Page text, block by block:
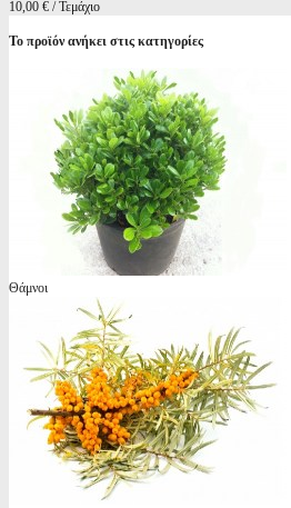
10,00 € / Τεμάχιο
Το προϊόν ανήκει στις κατηγορίες
Θάμνοι